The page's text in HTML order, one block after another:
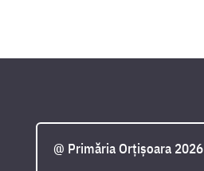
@ Primăria Orțișoara 2026